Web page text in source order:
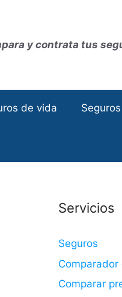
y contrata tus
de vida
Servicios
Seguros
Comparador
Comparar